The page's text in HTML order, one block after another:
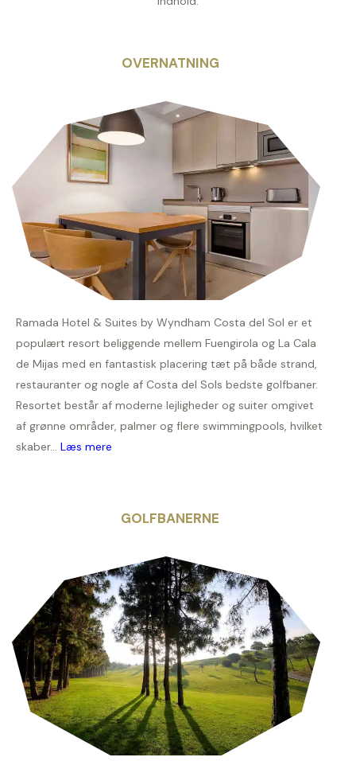
OVERNATNING
Ramada Hotel & Suites by Wyndham Costa del Sol er et
populært resort beliggende mellem Fuengirola og La Cala
de Mijas med en fantastisk placering tæt på både strand,
restauranter og nogle af Costa del Sols bedste golfbaner.
Resortet består af moderne lejligheder og suiter omgivet
af grønne områder, palmer og flere swimmingpools, hvilket
skaber... Læs mere
GOLFBANERNE